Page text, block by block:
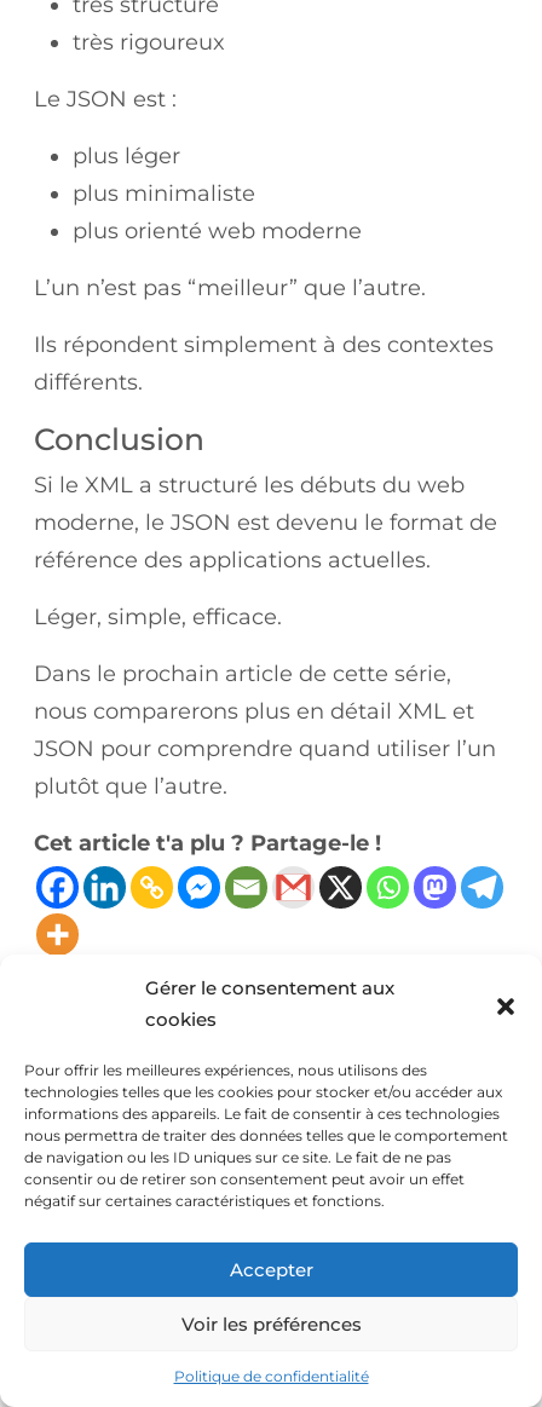
Gérer le consentement aux
cookies
Pour offrir les meilleures expériences, nous utilisons des
technologies telles que les cookies pour stocker et/ou accéder aux
informations des appareils. Le fait de consentir à ces technologies
nous permettra de traiter des données telles que le comportement
de navigation ou les ID uniques sur ce site. Le fait de ne pas
consentir ou de retirer son consentement peut avoir un effet
négatif sur certaines caractéristiques et fonctions.
Accepter
Voir les préférences
Politique de confidentialité
très rigoureux
Le JSON est :
plus léger
plus minimaliste
plus orienté web moderne
L’un n’est pas “meilleur” que l’autre.
Ils répondent simplement à des contextes
différents.
Conclusion
Si le XML a structuré les débuts du web
moderne, le JSON est devenu le format de
référence des applications actuelles.
Léger, simple, efficace.
Dans le prochain article de cette série,
nous comparerons plus en détail XML et
JSON pour comprendre quand utiliser l’un
plutôt que l’autre.
Cet article t'a plu ? Partage-le !
concepts de base
api format de données json
langage d’échange de données
structure de données
web moderne